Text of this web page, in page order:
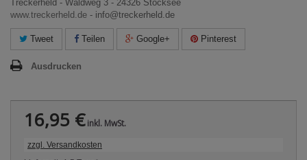
Treckerheld - Waldweg 3 - 24326 Stocksee
www.treckerheld.de - info@treckerheld.de
Tweet Teilen Google+ Pinterest
Ausdrucken
16,95 €inkl. MwSt.
zzgl. Versandkosten